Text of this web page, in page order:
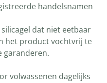
handelsnamen
dat niet eetbaar
het product vochtvrij te
garanderen.
volwassenen dagelijks